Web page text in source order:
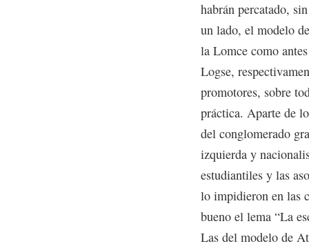
habrán percatado,
un lado, el modelo
la Lomce como
Logse,
promotores, sobre
práctica. Aparte de
del conglomerado
izquierda y
estudiantiles y las
lo impidieron en las
bueno el lema “La
Las del modelo de